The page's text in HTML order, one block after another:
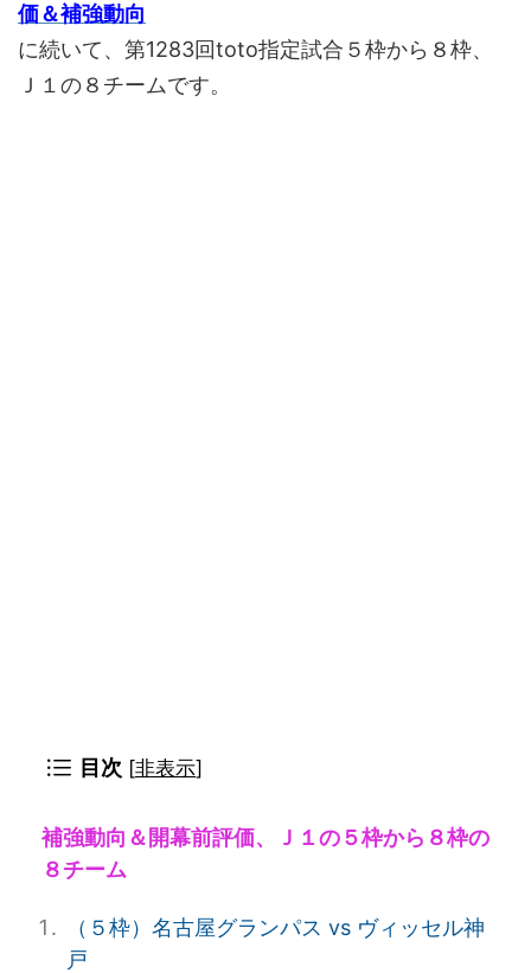
価＆補強動向
に続いて、第1283回toto指定試合５枠から８枠、
Ｊ１の８チームです。
目次 [非表示]
補強動向＆開幕前評価、Ｊ１の５枠から８枠の
８チーム
（５枠）名古屋グランパス vs ヴィッセル神
戸